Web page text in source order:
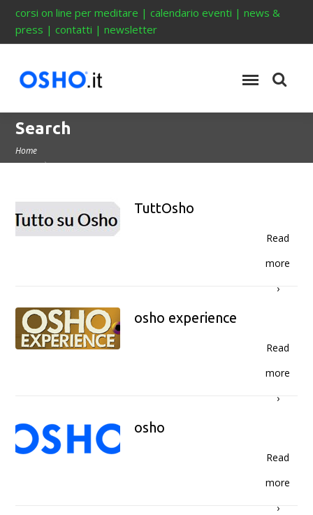
corsi on line per meditare |calendario eventi |news &
press |contatti |newsletter
Search
Home
TuttOsho
Read
more
›
osho experience
Read
more
›
osho
Read
more
›